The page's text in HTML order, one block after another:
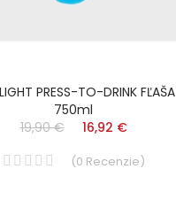
PRESS-TO-DRINK FĽAŠA
750ml
19,90 €
16,92 €
(0 Recenzie)